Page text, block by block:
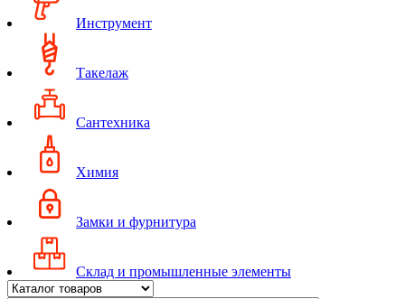
Инструмент
Такелаж
Сантехника
Химия
Замки и фурнитура
Склад и промышленные элементы